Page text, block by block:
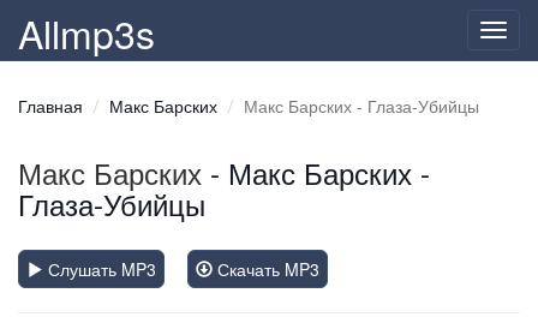
Allmp3s
Главная Макс Барских Макс Барских - Глаза-Убийцы
Макс Барских - Макс Барских -
Глаза-Убийцы
Слушать MP3 Скачать MP3